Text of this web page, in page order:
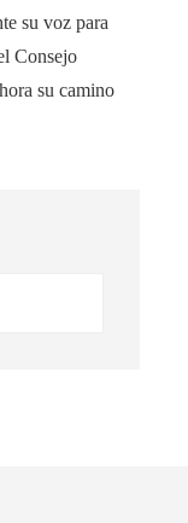
su voz para
Consejo
su camino